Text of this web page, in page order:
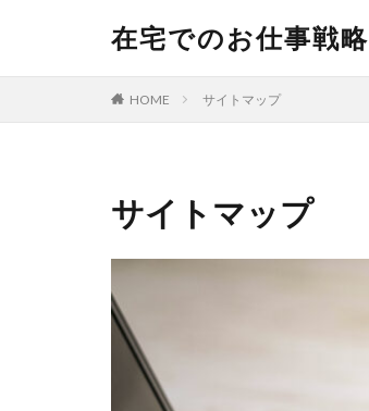
在宅でのお仕事戦略
HOME サイトマップ
サイトマップ